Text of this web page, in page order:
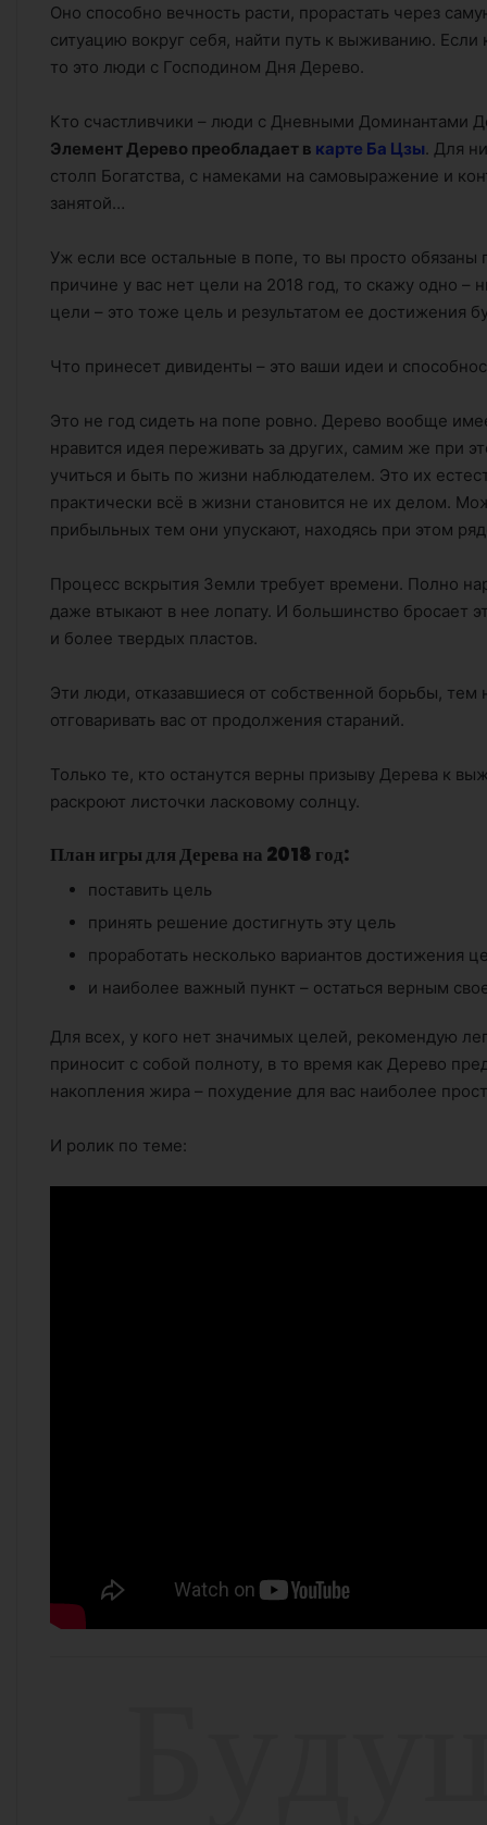
Оно способно вечность расти, прорастать через
ситуацию вокруг себя, найти путь к выживанию.
то это люди с Господином Дня Дерево.
Кто счастливчики – люди с Дневными Доминантами
Элемент Дерево преобладает в карте Ба Цзы. Для
столп Богатства, с намеками на самовыражение и
занятой…
Уж если все остальные в попе, то вы просто
причине у вас нет цели на 2018 год, то скажу одно –
цели – это тоже цель и результатом ее достижения
Что принесет дивиденты – это ваши идеи и
Это не год сидеть на попе ровно. Дерево вообще
нравится идея переживать за других, самим же при
учиться и быть по жизни наблюдателем. Это их
практически всё в жизни становится не их делом.
прибыльных тем они упускают, находясь при этом
Процесс вскрытия Земли требует времени. Полно
даже втыкают в нее лопату. И большинство бросает
и более твердых пластов.
Эти люди, отказавшиеся от собственной борьбы, тем
отговаривать вас от продолжения стараний.
Только те, кто останутся верны призыву Дерева к
раскроют листочки ласковому солнцу.
План игры для Дерева на 2018 год:
поставить цель
принять решение достигнуть эту цель
проработать несколько вариантов достижения
и наиболее важный пункт – остаться верным
Для всех, у кого нет значимых целей, рекомендую
приносит с собой полноту, в то время как Дерево
накопления жира – похудение для вас наиболее
И ролик по теме: